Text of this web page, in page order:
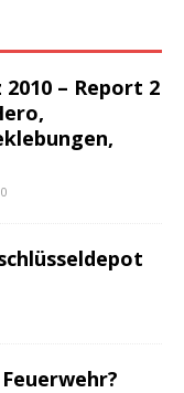
– Report 2
0